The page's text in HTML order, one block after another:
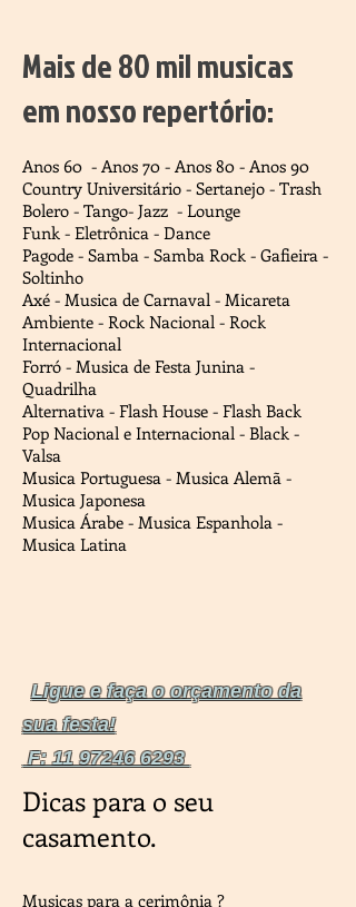
Mais de 80 mil musicas
em nosso repertório:
Anos 60 - Anos 70 - Anos 80 - Anos 90
Country Universitário - Sertanejo - Trash
Bolero - Tango- Jazz - Lounge
Funk - Eletrônica - Dance
Pagode - Samba - Samba Rock - Gafieira -
Soltinho
Axé - Musica de Carnaval - Micareta
Ambiente - Rock Nacional - Rock
Internacional
Forró - Musica de Festa Junina -
Quadrilha
Alternativa - Flash House - Flash Back
Pop Nacional e Internacional - Black -
Valsa
Musica Portuguesa - Musica Alemã -
Musica Japonesa
Musica Árabe - Musica Espanhola -
Musica Latina
Ligue e faça o orçamento da
sua festa!
F:11 97246 6293
Dicas para o seu
casamento.
Musicas para a cerimônia ?